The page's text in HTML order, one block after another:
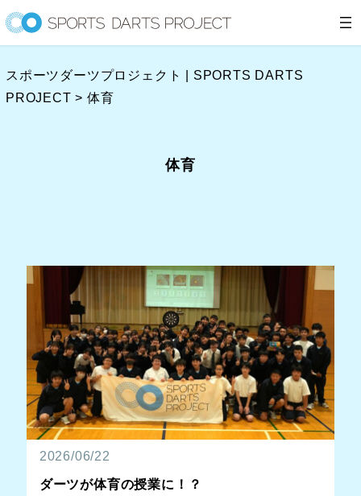
内
容
ス
キ
スポーツダーツプロジェクト | SPORTS DARTS
PROJECT >体育
体育
2026/06/22
ダーツが体育の授業に！？